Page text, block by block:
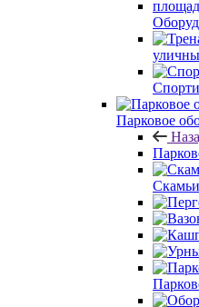
Парковое